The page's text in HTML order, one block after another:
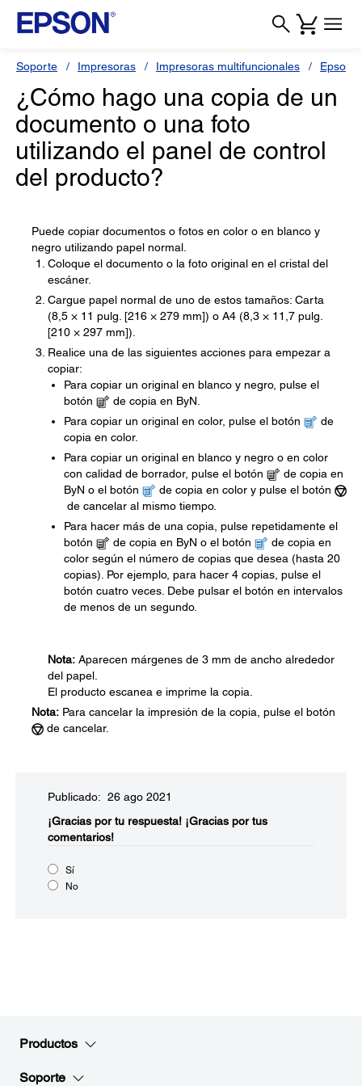
Soporte Impresoras Impresoras multifuncionales Epson L
¿Cómo hago una copia de un
documento o una foto
utilizando el panel de control
del producto?
Puede copiar documentos o fotos en color o en blanco y
negro utilizando papel normal.
Coloque el documento o la foto original en el cristal del
escáner.
Cargue papel normal de uno de estos tamaños: Carta
(8,5 × 11 pulg. [216 × 279 mm]) o A4 (8,3 × 11,7 pulg.
[210 × 297 mm]).
Realice una de las siguientes acciones para empezar a
copiar:
Para copiar un original en blanco y negro, pulse el
botón
de copia en ByN.
Para copiar un original en color, pulse el botón
de
copia en color.
Para copiar un original en blanco y negro o en color
con calidad de borrador, pulse el botón
de copia en
ByN o el botón
de copia en color y pulse el botón
de cancelar al mismo tiempo.
Para hacer más de una copia, pulse repetidamente el
botón
de copia en ByN o el botón
de copia en
color según el número de copias que desea (hasta 20
copias). Por ejemplo, para hacer 4 copias, pulse el
botón cuatro veces. Debe pulsar el botón en intervalos
de menos de un segundo.
Nota: Aparecen márgenes de 3 mm de ancho alrededor
del papel.
El producto escanea e imprime la copia.
Nota: Para cancelar la impresión de la copia, pulse el botón
de cancelar.
Publicado: 26 ago 2021
¡Gracias por tu respuesta! ¡Gracias por tus
comentarios!
Sí
No
Productos
Soporte